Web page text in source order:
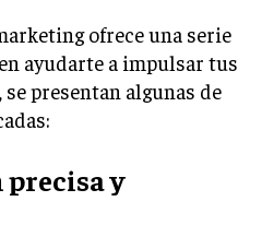
ofrece una serie
ayudarte a impulsar tus
presentan algunas de
precisa y